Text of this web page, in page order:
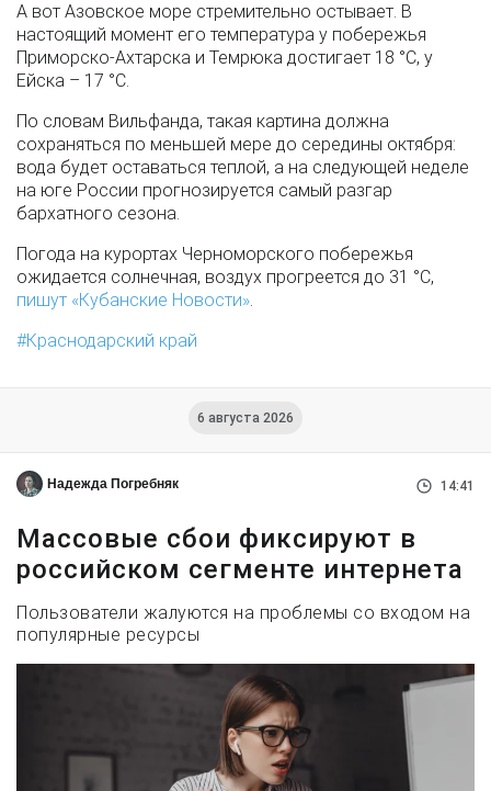
А вот Азовское море стремительно остывает. В
настоящий момент его температура у побережья
Приморско-Ахтарска и Темрюка достигает 18 °С, у
Ейска – 17 °С.
По словам Вильфанда, такая картина должна
сохраняться по меньшей мере до середины октября:
вода будет оставаться теплой, а на следующей неделе
на юге России прогнозируется самый разгар
бархатного сезона.
Погода на курортах Черноморского побережья
ожидается солнечная, воздух прогреется до 31 °С,
пишут «Кубанские Новости».
Краснодарский край
6 августа 2026
Надежда Погребняк 14:41
Массовые сбои фиксируют в
российском сегменте интернета
Пользователи жалуются на проблемы со входом на
популярные ресурсы